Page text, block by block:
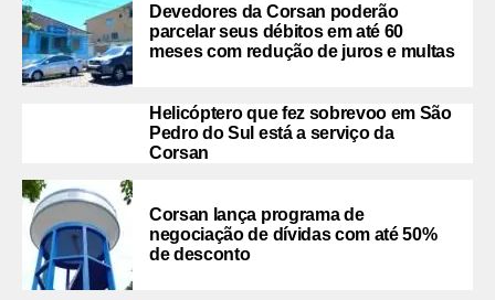
Devedores da Corsan poderão
parcelar seus débitos em até 60
meses com redução de juros e multas
Helicóptero que fez sobrevoo em São
Pedro do Sul está a serviço da
Corsan
Corsan lança programa de
negociação de dívidas com até 50%
de desconto